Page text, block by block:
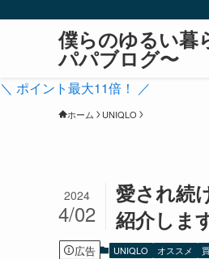
僕らのゆるい暮
パパブログ〜
＼ ポイント最大11倍！ ／
ホーム UNIQLO
愛され続
紹介しま
2024
4/02
広告 UNIQLO オススメ